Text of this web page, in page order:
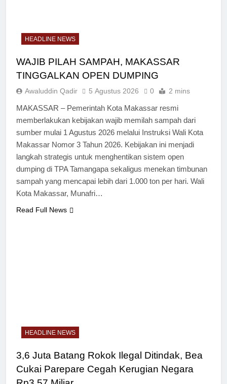
HEADLINE NEWS
WAJIB PILAH SAMPAH, MAKASSAR
TINGGALKAN OPEN DUMPING
Awaluddin Qadir 5 Agustus 2026 0 2 mins
MAKASSAR – Pemerintah Kota Makassar resmi
memberlakukan kebijakan wajib memilah sampah dari
sumber mulai 1 Agustus 2026 melalui Instruksi Wali Kota
Makassar Nomor 3 Tahun 2026. Kebijakan ini menjadi
langkah strategis untuk menghentikan sistem open
dumping di TPA Tamangapa sekaligus menekan timbunan
sampah yang mencapai lebih dari 1.000 ton per hari. Wali
Kota Makassar, Munafri…
Read Full News
HEADLINE NEWS
3,6 Juta Batang Rokok Ilegal Ditindak, Bea
Cukai Parepare Cegah Kerugian Negara